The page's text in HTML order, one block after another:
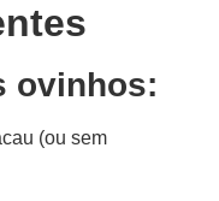
ovinhos:
(ou sem